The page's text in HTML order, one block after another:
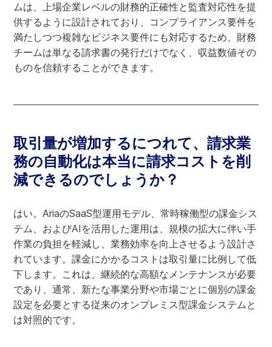
ムは、上場企業レベルの財務的正確性と監査対応性を提
供するように設計されており、コンプライアンス要件を
満たしつつ複雑なビジネス要件にも対応するため、財務
チームは単なる請求書の発行だけでなく、収益数値その
ものを信頼することができます。
取引量が増加するにつれて、請求業
務の自動化は本当に請求コストを削
減できるのでしょうか？
はい。AriaのSaaS型運用モデル、常時稼働型の課金シス
テム、およびAIを活用した運用は、規模の拡大に伴い手
作業の負担を軽減し、業務効率を向上させるよう設計さ
れています。課金にかかるコストは取引量に比例して低
下します。これは、継続的な高額なメンテナンスが必要
であり、通常、新たな事業分野や市場ごとに個別の課金
設定を必要とする従来のオンプレミス型課金システムと
は対照的です。